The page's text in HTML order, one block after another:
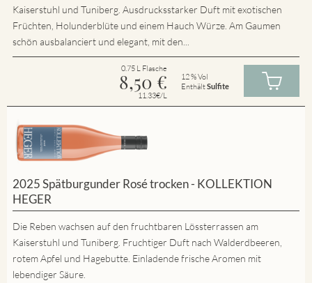
Kaiserstuhl und Tuniberg. Ausdrucksstarker Duft mit exotischen
Früchten, Holunderblüte und einem Hauch Würze. Am Gaumen
schön ausbalanciert und elegant, mit den...
0.75 L Flasche
8,50 €
11.33€/L
12 % Vol
EnthältSulfite
2025 Spätburgunder Rosé trocken - KOLLEKTION
HEGER
Die Reben wachsen auf den fruchtbaren Lössterrassen am
Kaiserstuhl und Tuniberg. Fruchtiger Duft nach Walderdbeeren,
rotem Apfel und Hagebutte. Einladende frische Aromen mit
lebendiger Säure.